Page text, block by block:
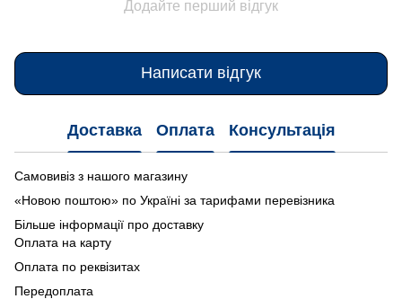
Додайте перший відгук
Написати відгук
Доставка Оплата Консультація
Самовивіз з нашого магазину
«Новою поштою» по Україні за тарифами перевізника
Більше інформації про доставку
Оплата на карту
Оплата по реквізитах
Передоплата